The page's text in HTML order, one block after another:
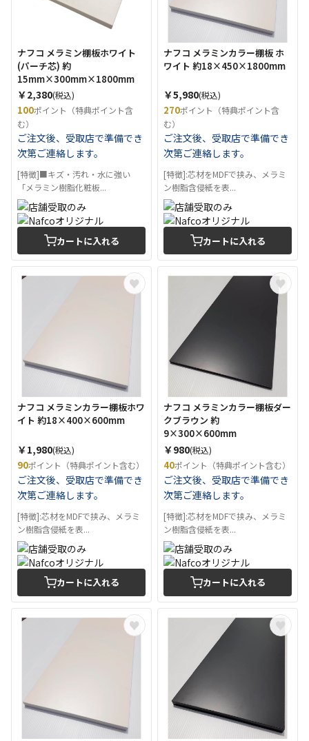
ナフコ メラミン棚板ホワイト
(パーチ芯) 約
15mm×300mm×1800mm
￥2,380(税込)
100ポイント（特典ポイント含
む）
ご注文後、受取店で準備でき
次第ご連絡します。
[特徴]■キズ・汚れ・水に強い
「メラミン樹脂化粧板...
カートに入れる
ナフコ メラミンカラー棚板 ホ
ワイト 約18×450×1800mm
￥5,980(税込)
270ポイント（特典ポイント含
む）
ご注文後、受取店で準備でき
次第ご連絡します。
[特徴]:芯材をMDFで挟み、メラミ
ン樹脂含侵紙を表...
カートに入れる
ナフコ メラミンカラー棚板ホワ
イト 約18×400×600mm
￥1,980(税込)
90ポイント（特典ポイント含む）
ご注文後、受取店で準備でき
次第ご連絡します。
[特徴]:芯材をMDFで挟み、メラミ
ン樹脂含侵紙を表...
カートに入れる
ナフコ メラミンカラー棚板ダー
クブラウン 約
9×300×600mm
￥980(税込)
40ポイント（特典ポイント含む）
ご注文後、受取店で準備でき
次第ご連絡します。
[特徴]:芯材をMDFで挟み、メラミ
ン樹脂含侵紙を表...
カートに入れる